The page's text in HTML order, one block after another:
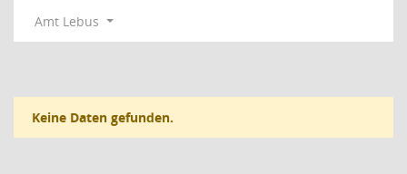
Amt Lebus
Keine Daten gefunden.